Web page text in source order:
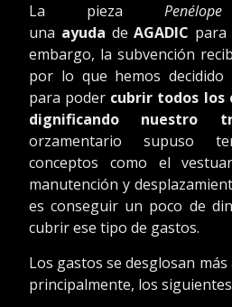
La pieza Penélope
una ayuda deAGADIC para
embargo, la subvención
por lo que hemos decidido
para poder cubrir todos los
dignificando nuestro
orzamentario supuso
conceptos como el
manutención y
es conseguir un poco de
cubrir ese tipo de gastos.
Los gastos se desglosan
principalmente, los